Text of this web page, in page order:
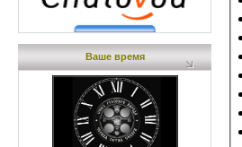
Ваше время